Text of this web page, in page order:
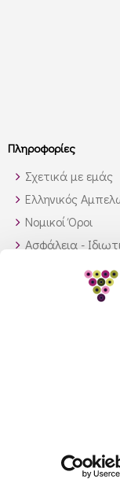
Πληροφορίες
Σχετικά με εμάς
Ελληνικός
Νομικοί Όροι
Ασφάλεια -
Τρόποι Αποστολής
Διαθεσιμότητα